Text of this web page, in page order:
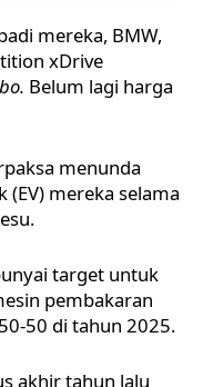
mereka, BMW,
xDrive
Belum lagi harga
menunda
mereka selama
target untuk
pembakaran
50 di tahun 2025.
akhir tahun lalu